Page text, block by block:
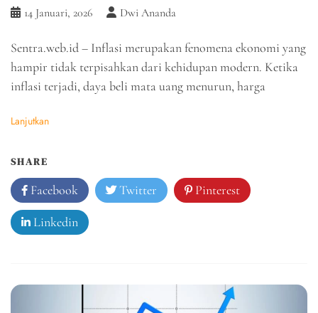
14 Januari, 2026 Dwi Ananda
Sentra.web.id – Inflasi merupakan fenomena ekonomi yang
hampir tidak terpisahkan dari kehidupan modern. Ketika
inflasi terjadi, daya beli mata uang menurun, harga
Lanjutkan
SHARE
Facebook Twitter Pinterest
Linkedin